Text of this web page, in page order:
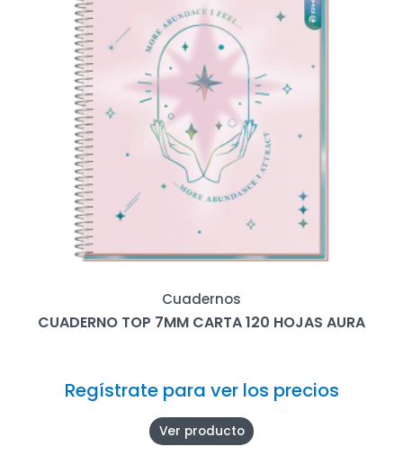
Cuadernos
CUADERNO TOP 7MM CARTA 120 HOJAS AURA
Regístrate para ver los precios
Ver producto